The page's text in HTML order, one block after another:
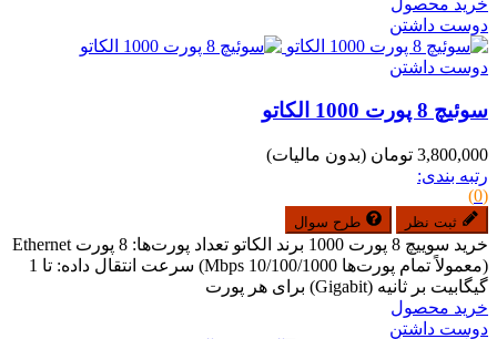
خرید محصول
دوست داشتن
دوست داشتن
سوئیچ 8 پورت 1000 الکاتو
3,800,000 تومان
(بدون مالیات)
رتبه بندی:
(0)
ثبت نظر طرح سوال
خرید سوییچ 8 پورت 1000 برند الکاتو تعداد پورت‌ها: 8 پورت Ethernet
(معمولاً تمام پورت‌ها 10/100/1000 Mbps) سرعت انتقال داده: تا 1
گیگابیت بر ثانیه (Gigabit) برای هر پورت
خرید محصول
دوست داشتن